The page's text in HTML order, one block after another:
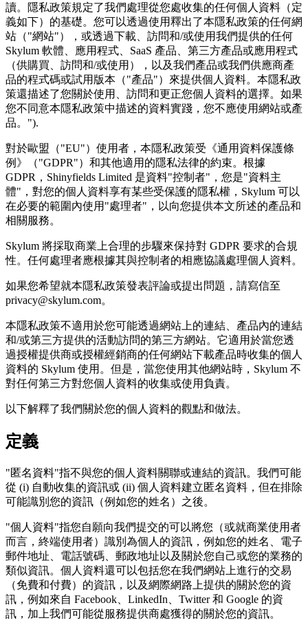
讀。隱私政策規定了我們處理從您處收集的任何個人資料（定
義如下）的基礎。您可以透過使用釋出了本隱私政策的任何網
站（"網站"），或透過下載、訪問和/或使用我們提供的任何
Skylum 軟體、應用程式、SaaS 產品、第三方產品或應用程式
（供購買、訪問和/或使用），以及我們產品或我們供應商產
品的程式碼或試用版本（"產品"）來提供個人資料。本隱私政
策還描述了您關於使用、訪問和更正您個人資料的選擇。如果
您不同意本隱私政策中描述的資料實踐，您不應使用網站或產
品。").
對於歐盟（"EU"）使用者，本隱私政策受《通用資料保護條
例》（"GDPR"）和其他適用的隱私法律的約束。根據
GDPR，Shinyfields Limited 是資料"控制者"，您是"資料主
體"，對您的個人資料享有某些受保護的隱私權，Skylum 可以
在必要的範圍內使用"處理者"，以向您提供本文所述的產品和
相關服務。
Skylum 將採取商業上合理的步驟來保持對 GDPR 要求的合規
性。任何處理者應根據其與控制者的相應協議處理個人資料。
如果您希望就本隱私政策發表評論或提出問題，請寫信至
privacy@skylum.com。
本隱私政策不適用於您可能透過網站上的連結、產品內的連結
和/或第三方提供的活動訪問的第三方網站。它適用於當您透
過授權提供商或授權經銷商的任何網站下載產品時收集的個人
資料的 Skylum 使用。但是，當您使用其他網站時，Skylum 不
對任何第三方對您個人資料的收集或使用負責。
以下解釋了我們關於您的個人資料的觀點和做法。
定義
"匿名資料"指不與您的個人資料關聯或連結的資訊。我們可能
從 (i) 自動收集的資訊或 (ii) 個人資料建立匿名資料，但在排除
可能識別您的資訊（例如您的姓名）之後。
"個人資料"指您自願向我們提交的可以將您（或就商業使用者
而言，終端使用者）識別為個人的資訊，例如您的姓名、電子
郵件地址、電話號碼、郵政地址以及關於您自己或您的業務的
類似資訊。個人資料還可以包括您在我們網站上進行的交易
（免費和付費）的資訊，以及網際網路上提供的關於您的資
訊，例如來自 Facebook、LinkedIn、Twitter 和 Google 的資
訊，加上我們可能從服務提供商處獲得的關於您的資訊。